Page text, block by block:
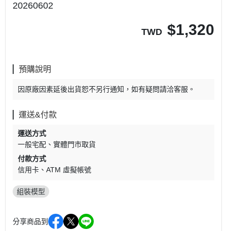
20260602
TWD $1,320
預購說明
因原廠因素延後出貨恕不另行通知，如有疑問請洽客服。
運送&付款
運送方式
一般宅配
實體門市取貨
付款方式
信用卡
ATM 虛擬帳號
組裝模型
分享商品到